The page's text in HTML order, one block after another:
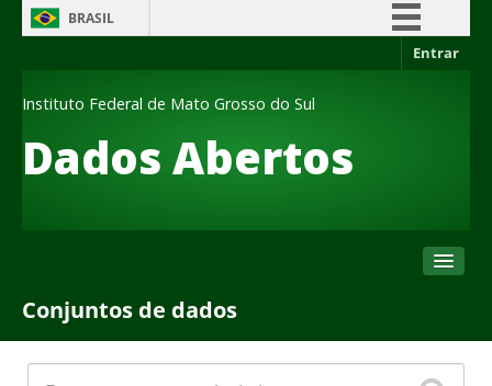
BRASIL
Acesso à informação
Canais
Entrar
Dados Abertos
Instituto Federal de Mato Grosso do Sul
Conjuntos de dados
Organizações
Conjuntos de dados